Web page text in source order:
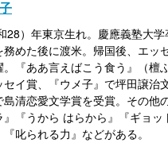
28）年東京生れ。慶應義塾大
務めた後に渡米。帰国後、エッ
。『ああ言えばこう食う』（檀
セイ賞、『ウメ子』で坪田譲治
島清恋愛文学賞を受賞。その他
『うから はらから』『ギョッ
『叱られる力』などがある。